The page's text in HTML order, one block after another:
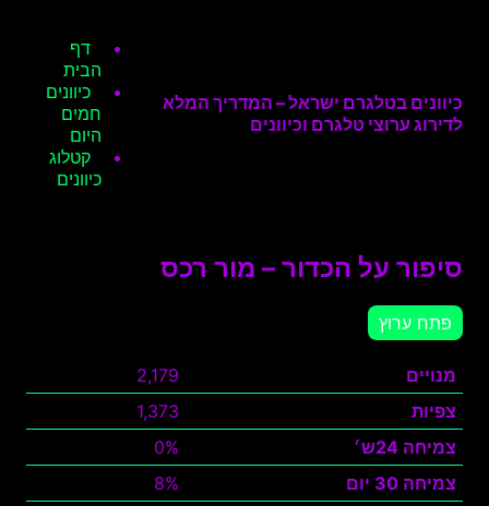
כיוונים בטלגרם ישראל – המדריך המלא
לדירוג ערוצי טלגרם וכיוונים
דף
הבית
כיוונים
חמים
היום
קטלוג
כיוונים
סיפור על הכדור – מור רכס
פתח ערוץ
מנויים
2,179
צפיות
1,373
צמיחה 24ש׳
0%
צמיחה 30 יום
8%